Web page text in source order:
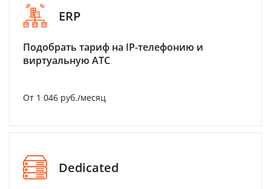
ERP
Подобрать тариф на IP-телефонию и
виртуальную АТС
От 1 046 руб./месяц
Dedicated